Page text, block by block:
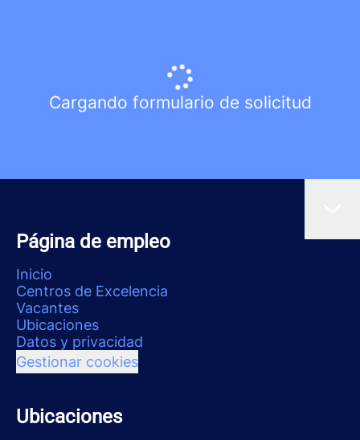
Cargando formulario de solicitud
Página de empleo
Inicio
Centros de Excelencia
Vacantes
Ubicaciones
Datos y privacidad
Gestionar cookies
Ubicaciones